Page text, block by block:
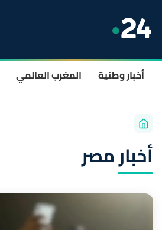
أخبار وطنية المغرب العالمي
أخبار مصر